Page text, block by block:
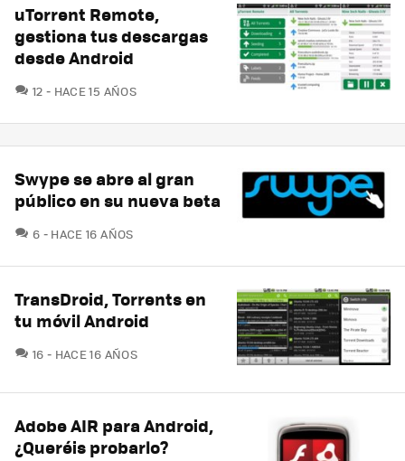
uTorrent Remote,
gestiona tus descargas
desde Android
12 COMENTARIOS
HACE 15 AÑOS
Swype se abre al gran
público en su nueva beta
6 COMENTARIOS
HACE 16 AÑOS
TransDroid, Torrents en
tu móvil Android
16 COMENTARIOS
HACE 16 AÑOS
Adobe AIR para Android,
¿Queréis probarlo?